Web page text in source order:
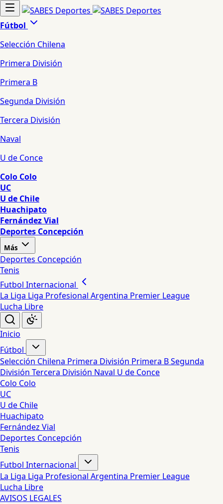
Fútbol
Selección Chilena
Primera División
Primera B
Segunda División
Tercera División
Naval
U de Conce
Colo Colo
UC
U de Chile
Huachipato
Fernández Vial
Deportes Concepción
Más
Deportes Concepción
Tenis
Futbol Internacional
La Liga Liga Profesional Argentina Premier League
Lucha Libre
Inicio
Fútbol
Selección Chilena Primera División Primera BSegunda
División Tercera División Naval U de Conce
Colo Colo
UC
U de Chile
Huachipato
Fernández Vial
Deportes Concepción
Tenis
Futbol Internacional
La Liga Liga Profesional Argentina Premier League
Lucha Libre
AVISOS LEGALES